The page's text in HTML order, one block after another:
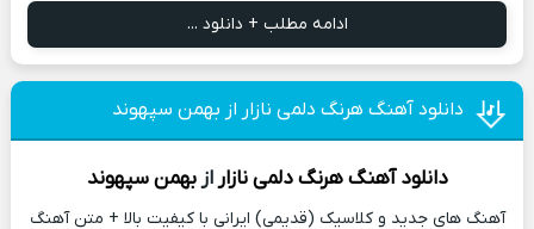
ادامه مطلب + دانلود ...
دانلود آهنگ هرنگ دلمی نازار از بهمن سپهوند
دانلود آهنگ هرنگ دلمی نازار ازبهمن سپهوند
آهنگ های جدید و کلاسیک (قدیمی) ایرانی با کیفیت بالا + متن آهنگ